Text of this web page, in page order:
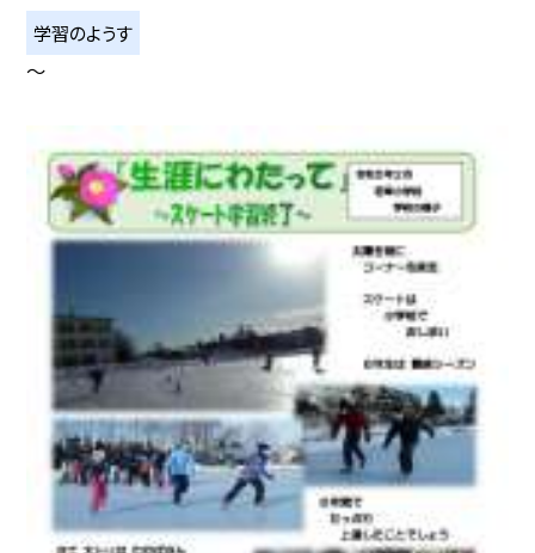
学習のようす
〜